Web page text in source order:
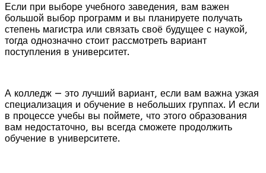
Если при выборе учебного заведения, вам важен
большой выбор программ и вы планируете получать
степень магистра или связать своё будущее с наукой,
тогда однозначно стоит рассмотреть вариант
поступления в университет.
А колледж — это лучший вариант, если вам важна узкая
специализация и обучение в небольших группах. И если
в процессе учебы вы поймете, что этого образования
вам недостаточно, вы всегда сможете продолжить
обучение в университете.